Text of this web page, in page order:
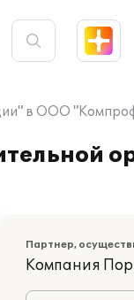
в ООО
Партнер,
Компания